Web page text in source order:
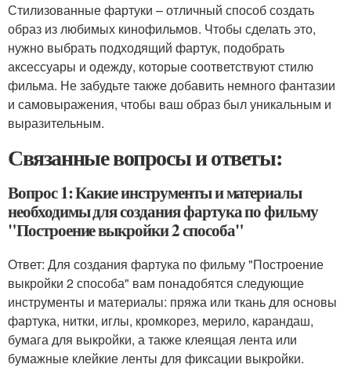
Стилизованные фартуки – отличный способ создать
образ из любимых кинофильмов. Чтобы сделать это,
нужно выбрать подходящий фартук, подобрать
аксессуары и одежду, которые соответствуют стилю
фильма. Не забудьте также добавить немного фантазии
и самовыражения, чтобы ваш образ был уникальным и
выразительным.
Связанные вопросы и ответы:
Вопрос 1: Какие инструменты и материалы
необходимы для создания фартука по фильму
"Построение выкройки 2 способа"
Ответ: Для создания фартука по фильму "Построение
выкройки 2 способа" вам понадобятся следующие
инструменты и материалы: пряжа или ткань для основы
фартука, нитки, иглы, кромкорез, мерило, карандаш,
бумага для выкройки, а также клеящая лента или
бумажные клейкие ленты для фиксации выкройки.